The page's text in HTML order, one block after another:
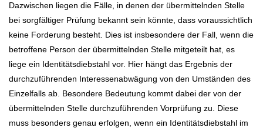
Dazwischen liegen die Fälle, in denen der übermittelnden Stelle
bei sorgfältiger Prüfung bekannt sein könnte, dass voraussichtlich
keine Forderung besteht. Dies ist insbesondere der Fall, wenn die
betroffene Person der übermittelnden Stelle mitgeteilt hat, es
liege ein Identitätsdiebstahl vor. Hier hängt das Ergebnis der
durchzuführenden Interessenabwägung von den Umständen des
Einzelfalls ab. Besondere Bedeutung kommt dabei der von der
übermittelnden Stelle durchzuführenden Vorprüfung zu. Diese
muss besonders genau erfolgen, wenn ein Identitätsdiebstahl im